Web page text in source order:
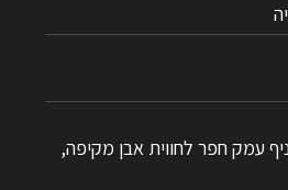
עמק חפר לחווית אבן מקיפה,